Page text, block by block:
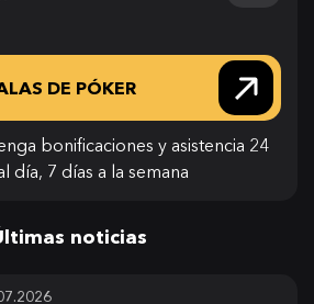
DE PÓKER
bonificaciones y asistencia 24
día, 7 días a la semana
noticias